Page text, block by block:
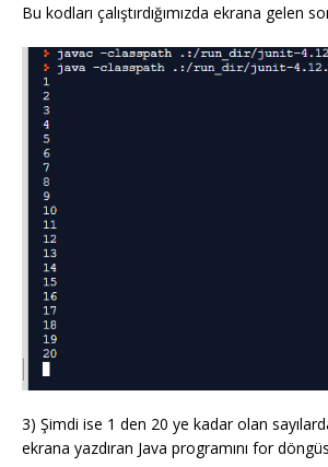
Bu kodları çalıştırdığımızda ekrana gelen
3) Şimdi ise 1 den 20 ye kadar olan
ekrana yazdıran Java programını for